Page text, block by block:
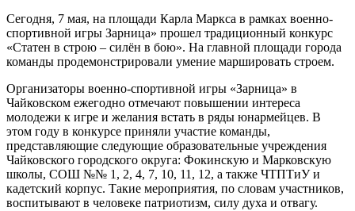
Сегодня, 7 мая, на площади Карла Маркса в рамках военно-
спортивной игры Зарница» прошел традиционный конкурс
«Статен в строю – силён в бою». На главной площади города
команды продемонстрировали умение маршировать строем.
Организаторы военно-спортивной игры «Зарница» в
Чайковском ежегодно отмечают повышении интереса
молодежи к игре и желания встать в ряды юнармейцев. В
этом году в конкурсе приняли участие команды,
представляющие следующие образовательные учреждения
Чайковского городского округа: Фокинскую и Марковскую
школы, СОШ №№ 1, 2, 4, 7, 10, 11, 12, а также ЧТПТиУ и
кадетский корпус. Такие мероприятия, по словам участников,
воспитывают в человеке патриотизм, силу духа и отвагу.